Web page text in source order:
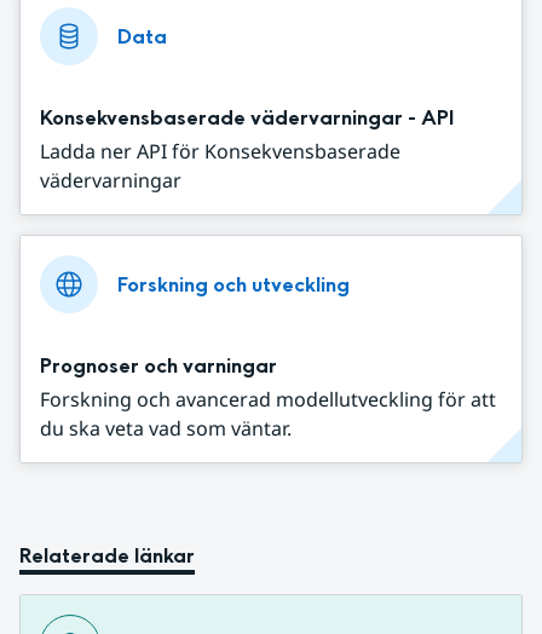
Data
Konsekvensbaserade vädervarningar - API
Ladda ner API för Konsekvensbaserade
vädervarningar
Forskning och utveckling
Prognoser och varningar
Forskning och avancerad modellutveckling för att
du ska veta vad som väntar.
Relaterade länkar